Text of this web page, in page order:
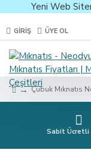
Yeni Web
GIRIŞ ÜYE OL
Çubuk Mıknatıs
Sabit Ücretli